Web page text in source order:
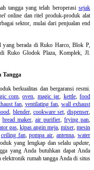
tanggayang telah beroperasisejak
online dan ritel produk-produk alat
sektor, mulai dari penjualan end
yang berada di Ruko Harco, Blok P,
Ruko Glodok Plaza, Komplek, Jl.
Tangga
berkualitas dan bergaransi resmi.
com,oven, magic jar, kettle,food
fan, ventilating fan, wall exhaust
, blender, cookware set,dispenser,
bread maker, air purifier, frying pan,
gas, kipas angin meja, mixer,mesin
ceiling fan,pompa air,antenna,water
yang lengkap dan selalu update,
yang Anda butuhkan dapat Anda
elektronik rumah tangga Anda di situs